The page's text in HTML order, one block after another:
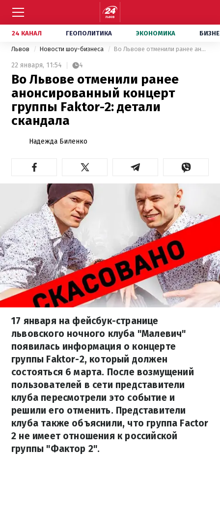
24 КАНАЛ ГЕОПОЛИТИКА ЭКОНОМИКА
Львов Новости шоу-бизнеса Во Львове отменили ранее анонсированный концерт группы Faktor-2: детали скандала
22 января, 11:54 4
Во Львове отменили ранее
анонсированный концерт
группы Faktor-2: детали
скандала
Надежда Биленко
17 января на фейсбук-странице
львовского ночного клуба "Малевич"
появилась информация о концерте
группы Faktor-2, который должен
состояться 6 марта. После возмущений
пользователей в сети представители
клуба пересмотрели это событие и
решили его отменить. Представители
клуба также объяснили, что группа Factor
2 не имеет отношения к российской
группы "Фактор 2".